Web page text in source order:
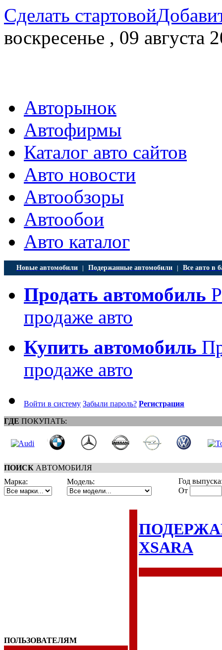
Сделать стартовой
воскресенье , 09 августа
Авторынок
Автофирмы
Каталог авто сайтов
Авто новости
Автообзоры
Автообои
Авто каталог
Новые автомобили Подержанные автомобили Все авто в
Продать автомобиль
продаже авто
Купить автомобиль
продаже авто
Войти в систему Забыли пароль? Регистрация
ГДЕ ПОКУПАТЬ:
ПОИСК АВТОМОБИЛЯ
Марка:
Модель:
Год
От
ПОЛЬЗОВАТЕЛЯМ
XSARA